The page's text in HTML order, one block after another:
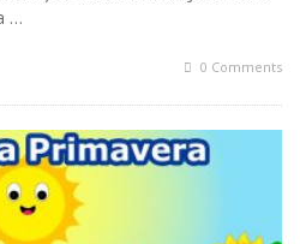
…
0 Comments